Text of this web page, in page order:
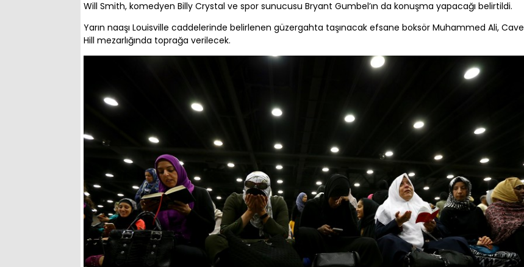
Will Smith, komedyen Billy Crystal ve spor sunucusu Bryant Gumbel’ın da konuşma yapacağı belirtildi.
Yarın naaşı Louisville caddelerinde belirlenen güzergahta taşınacak efsane boksör Muhammed Ali, Cave
Hill mezarlığında toprağa verilecek.